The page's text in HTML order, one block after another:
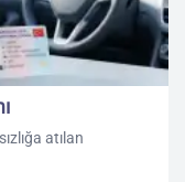
atılan